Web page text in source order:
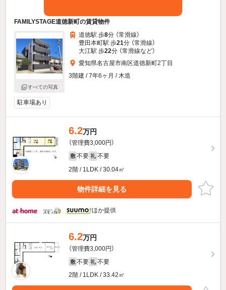
FAMILYSTAGE道徳新町の賃貸物件
すべての写真
道徳駅 歩8分 （常滑線）
豊田本町駅 歩21分 （常滑線）
大江駅 歩22分 （常滑線など）
愛知県名古屋市南区道徳新町2丁目
3階建 / 7年6ヶ月 / 木造
駐車場あり
6.2万円
（管理費3,000円）
敷 不要 礼 不要
2階 / 1LDK / 30.04㎡
物件詳細を見る
ほか提供
6.2万円
（管理費3,000円）
敷 不要 礼 不要
2階 / 1LDK / 33.42㎡